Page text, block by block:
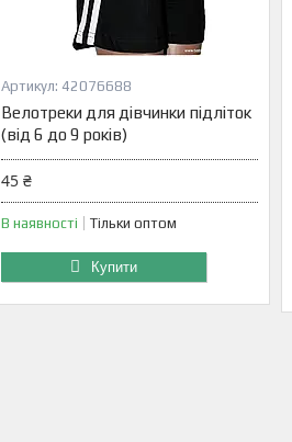
42076688
Велотреки для дівчинки підліток
(від 6 до 9 років)
45 ₴
В наявності Тільки оптом
Купити